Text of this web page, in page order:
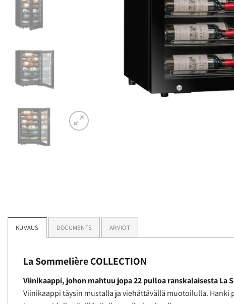
KUVAUS DOCUMENTS ARVIOT
La Sommelière COLLECTION
Viinikaappi, johon mahtuu jopa 22 pulloa ranskalaisesta La
Viinikaappi täysin mustalla ja viehättävällä muotoilulla. Hanki